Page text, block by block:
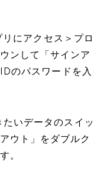
にアクセス＞プロ
ンして「サインア
のパスワードを入
いデータのスイッ
ウト」をダブルク
。